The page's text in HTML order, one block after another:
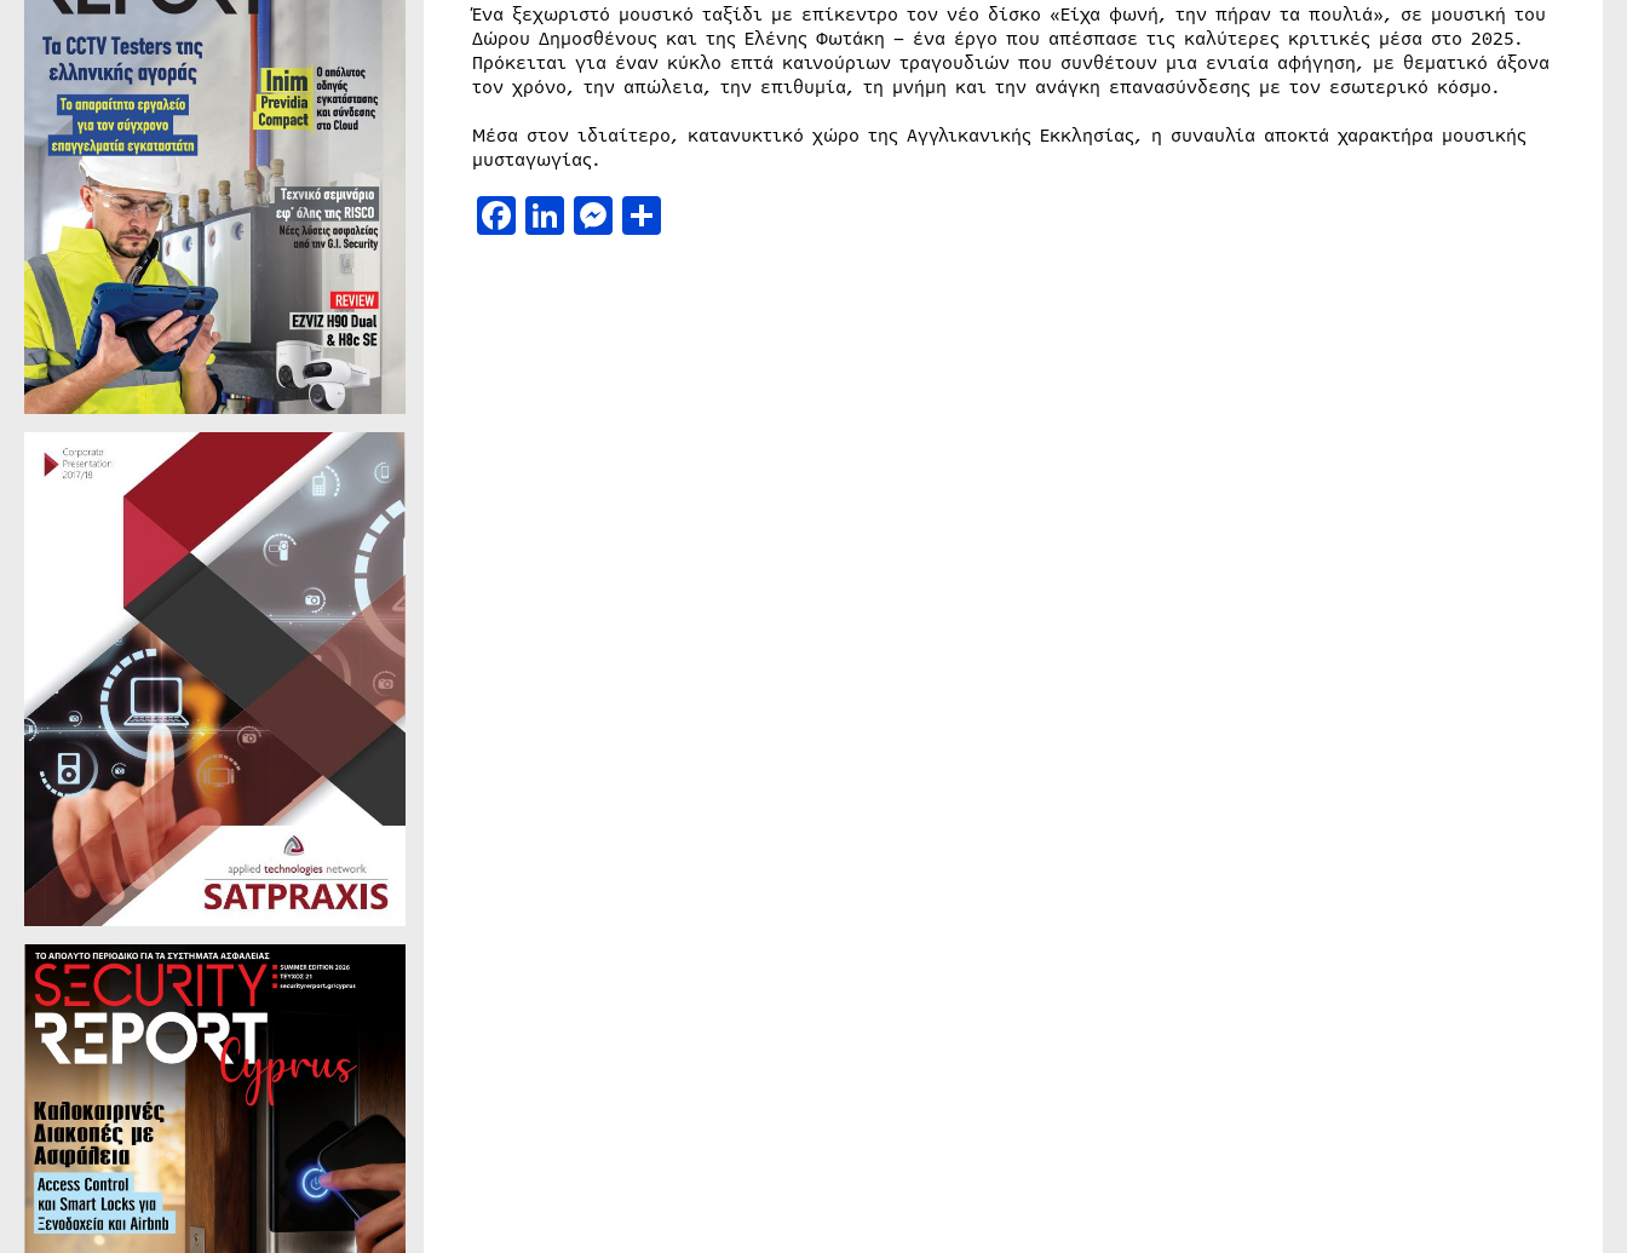
Ένα ξεχωριστό μουσικό ταξίδι με επίκεντρο τον νέο δίσκο «Είχα φωνή, την πήραν τα πουλιά», σε μουσική του
Δώρου Δημοσθένους και της Ελένης Φωτάκη – ένα έργο που απέσπασε τις καλύτερες κριτικές μέσα στο 2025.
Πρόκειται για έναν κύκλο επτά καινούριων τραγουδιών που συνθέτουν μια ενιαία αφήγηση, με θεματικό άξονα
τον χρόνο, την απώλεια, την επιθυμία, τη μνήμη και την ανάγκη επανασύνδεσης με τον εσωτερικό κόσμο.
Μέσα στον ιδιαίτερο, κατανυκτικό χώρο της Αγγλικανικής Εκκλησίας, η συναυλία αποκτά χαρακτήρα μουσικής
μυσταγωγίας.
Facebook
LinkedIn
Messenger
Μοιραστείτε